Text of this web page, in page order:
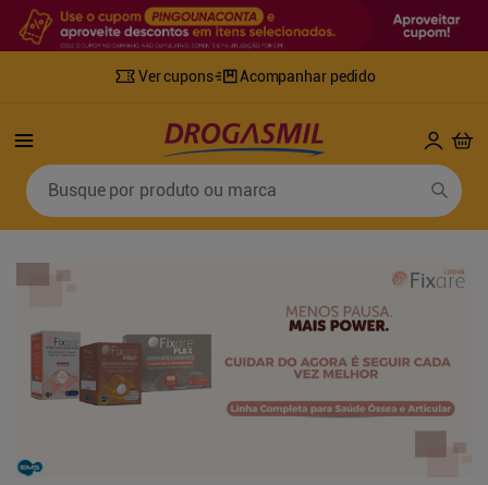
Ver cupons Acompanhar pedido
Busque por produto ou marca
Termos mais buscados
3
5º desodorante
fralda xg
10º shampoo